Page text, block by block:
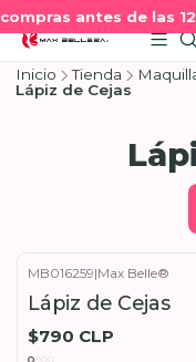
antes de las
Inicio Tienda
Lápiz de Cejas
MB016259|Max Belle®
Lápiz de Cejas
$790 CLP